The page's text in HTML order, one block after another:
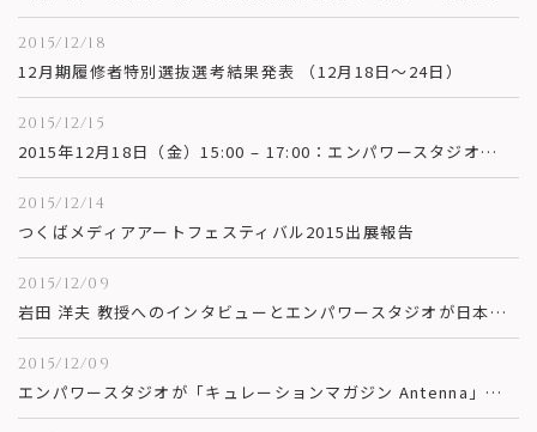
2015/12/18
12月期履修者特別選抜選考結果発表 （12月18日～24日）
2015/12/15
2015年12月18日（金）15:00 – 17:00：エンパワースタジオ：The 9th meeting of EMP Seminar Series The University of California Los Angeles Erkki Hutamo 教授講演会のご案内
2015/12/14
つくばメディアアートフェスティバル2015出展報告
2015/12/09
岩田 洋夫 教授へのインタビューとエンパワースタジオが日本テレビ「SENSORS」で紹介されました。
2015/12/09
エンパワースタジオが「キュレーションマガジン Antenna」で紹介されました。